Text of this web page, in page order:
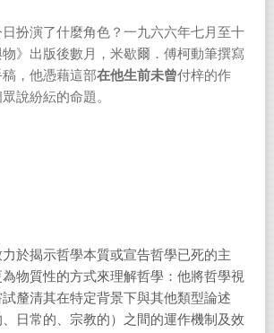
扮演了什麼角色？一九六六年七月至十
》出版後數月，米歇爾．傅柯動筆撰寫
，他憑藉這部在他生前未曾付梓的作
說紛紜的命題。
於揭示哲學本質或宣告哲學已死的主
物質性的方式來理解哲學：他將哲學視
釐清其在特定背景下與其他類型論述
、日常的、宗教的）之間的運作機制及效